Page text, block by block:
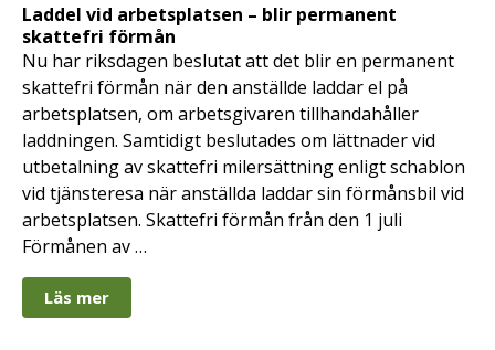
Laddel vid arbetsplatsen – blir permanent
skattefri förmån
Nu har riksdagen beslutat att det blir en permanent
skattefri förmån när den anställde laddar el på
arbetsplatsen, om arbetsgivaren tillhandahåller
laddningen. Samtidigt beslutades om lättnader vid
utbetalning av skattefri milersättning enligt schablon
vid tjänsteresa när anställda laddar sin förmånsbil vid
arbetsplatsen. Skattefri förmån från den 1 juli
Förmånen av …
Läs mer